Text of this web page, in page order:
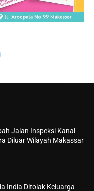
Jalan Inspeksi Kanal
Diluar Wilayah Makassar
India Ditolak Keluarga